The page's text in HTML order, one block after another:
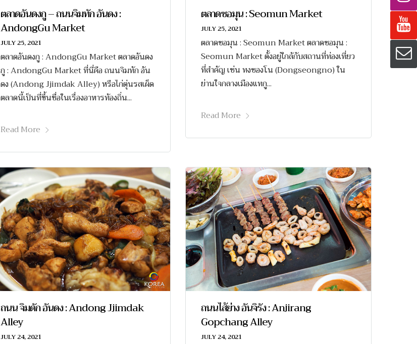
ตลาดอันดงกู – ถนนจิมทัก อันดง :
AndongGu Market
JULY 25, 2021
ตลาดอันดงกู : AndongGu Market ตลาดอันดง
กู : AndongGu Market ที่นี่คือ ถนนจิมทัก อัน
ดง (Andong Jjimdak Alley) หรือไก่ตุ่นรสเผ็ด
ตลาดนี้เป็นที่ขึ้นชื่อในเรื่องอาหารท้องถิ่น...
Read More
ตลาดซอมุน : Seomun Market
JULY 25, 2021
ตลาดซอมุน : Seomun Market ตลาดซอมุน :
Seomun Market ตั้งอยู่ใกล้กับสถานที่ท่องเที่ยว
ที่สำคัญ เช่น ทงซองโน (Dongseongno) ใน
ย่านใจกลางเมืองแทกู...
Read More
ถนน จิมดัก อันดง : Andong Jjimdak
Alley
JULY 24, 2021
ถนนไส้ย่าง อันจิรัง : Anjirang
Gopchang Alley
JULY 24, 2021